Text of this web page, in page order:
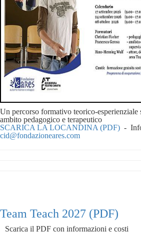
Un percorso formativo teorico-
ambito pedagogico e terapeutico
SCARICA LA LOCANDINA (PDF) -
cid@fondazioneares.com
Team Teach 2027 (PDF)
Scarica il PDF con informazioni e costi